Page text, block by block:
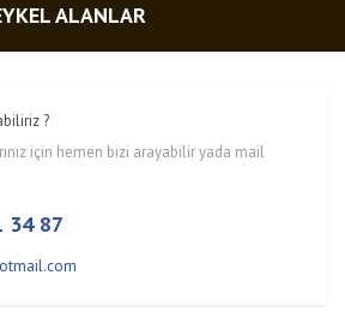
ALANLAR
?
için hemen bizi arayabilir yada mail
34 87